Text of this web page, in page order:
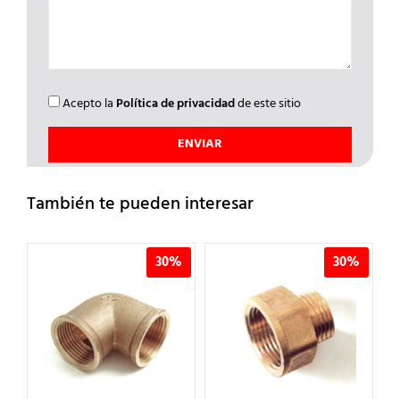
Acepto la Política de privacidadde este sitio
También te pueden interesar
30% 30%